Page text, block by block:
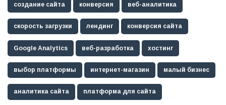
создание сайта конверсия веб-аналитика
скорость загрузки лендинг конверсия сайта
Google Analytics веб-разработка хостинг
выбор платформы интернет-магазин малый бизнес
аналитика сайта платформа для сайта